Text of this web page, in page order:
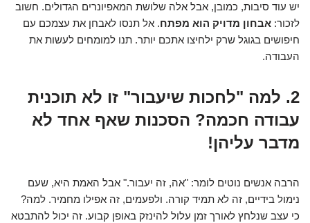
יש עוד סיבות, כמובן, אבל אלה שלושת המאפיונרים הגדולים. חשוב
לזכור: אבחון מדויק הוא מפתח. אל תנסו לאבחן את עצמכם עם
חיפושים בגוגל שרק ילחיצו אתכם יותר. תנו למומחים לעשות את
העבודה.
2. למה "לחכות שיעבור" זו לא תוכנית
עבודה חכמה? הסכנות שאף אחד לא
מדבר עליהן!
הרבה אנשים נוטים לומר: "אה, זה יעבור." אבל האמת היא, שעם
נימול בידיים, זה לא תמיד קורה. ולפעמים, זה אפילו מחמיר. למה?
כי עצב שנלחץ לאורך זמן עלול להינזק באופן קבוע. זה יכול להתבטא